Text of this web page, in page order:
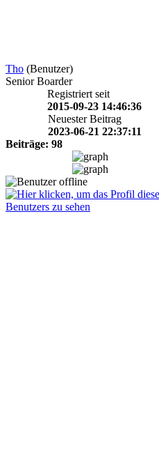
Tho (Benutzer)
Senior Boarder
Registriert seit
2015-09-23 14:46:36
Neuester Beitrag
2023-06-21 22:37:11
Beiträge: 98